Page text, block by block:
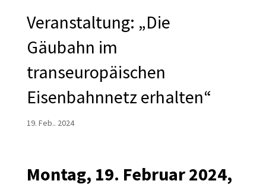
Veranstaltung: „Die
Gäubahn im
transeuropäischen
Eisenbahnnetz erhalten“
19. Feb.. 2024
Montag, 19. Februar 2024,